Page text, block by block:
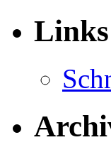
Links